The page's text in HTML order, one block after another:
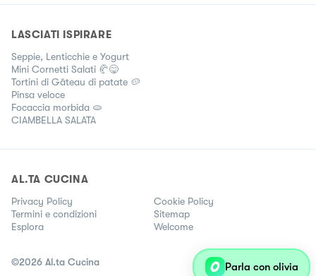
LASCIATI ISPIRARE
Seppie, Lenticchie e Yogurt
Mini Cornetti Salati 🥐😋
Tortini di Gâteau di patate 🥔
Pinsa veloce
Focaccia morbida 🫓
CIAMBELLA SALATA
AL.TA CUCINA
Privacy Policy
Cookie Policy
Termini e condizioni
Sitemap
Esplora
Welcome
©2026 Al.ta Cucina Parla con olivia